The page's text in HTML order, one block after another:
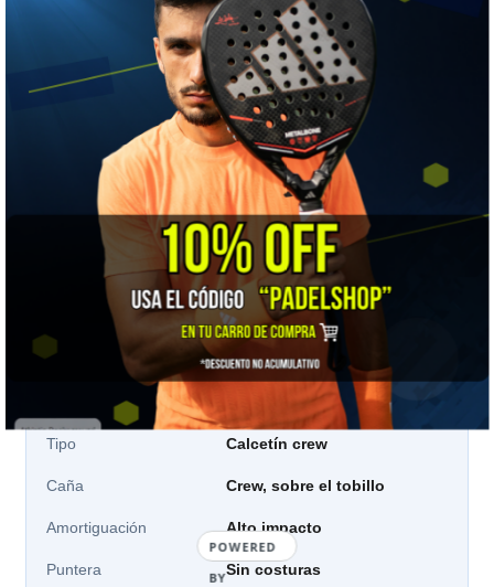
34-38 39-42
Calza EU 34 a 38 39 a 42
Cómo elegir:las tallas van por tu número de zapatilla,
no por talla de ropa. Si estás justo en el borde entre dos
rangos, elige el mayor: el elastano ajusta, pero un
calcetín corto tensa el empeine.
📋 Ficha técnica
Marca Tilki
Tipo Calcetín crew
Caña Crew, sobre el tobillo
Amortiguación Alto impacto
Puntera Sin costuras
POWERED
BY